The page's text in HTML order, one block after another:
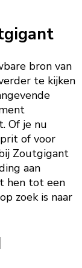
bron van
te kijken
Of je nu
of voor
Zoutgigant
aan
hen tot een
zoek is naar